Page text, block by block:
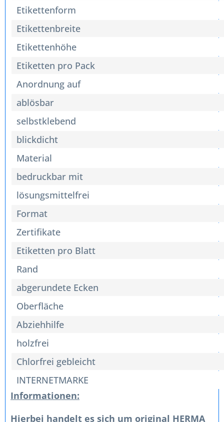
Etikettenform
Etikettenbreite
Etikettenhöhe
Etiketten pro Pack
Anordnung auf
ablösbar
selbstklebend
blickdicht
Material
bedruckbar mit
lösungsmittelfrei
Format
Zertifikate
Etiketten pro Blatt
Rand
abgerundete Ecken
Oberfläche
Abziehhilfe
holzfrei
Chlorfrei gebleicht
INTERNETMARKE
Informationen:
Hierbei handelt es sich um original HERMA